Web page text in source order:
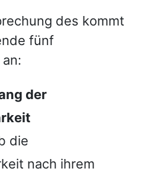
des kommt
fünf
der
die
nach ihrem